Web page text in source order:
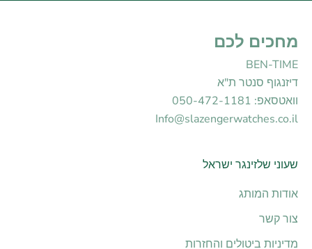
מחכים לכם
BEN-TIME
דיזנגוף סנטר ת"א
וואטסאפ: 050-472-1181
Info@slazengerwatches.co.il
שעוני שלזינגר ישראל
אודות המותג
צור קשר
מדיניות ביטולים והחזרות